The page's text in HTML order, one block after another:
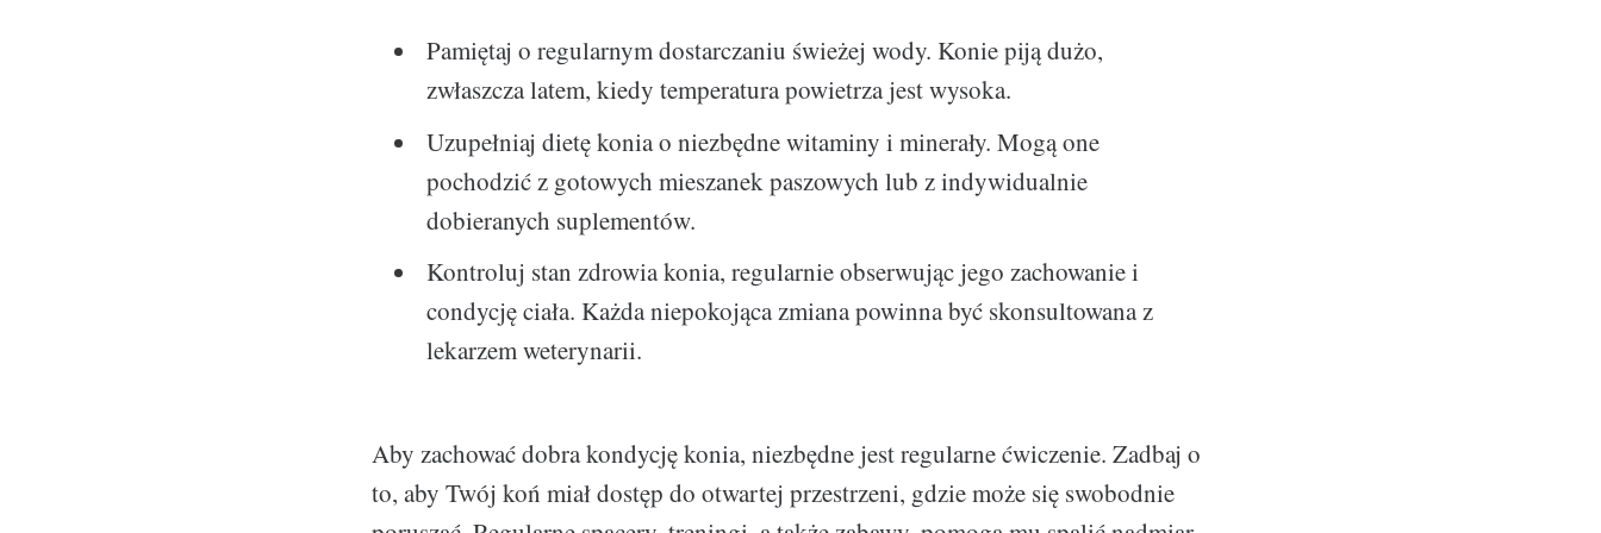
Pamiętaj o regularnym dostarczaniu świeżej wody. Konie piją dużo,
zwłaszcza latem, kiedy temperatura powietrza jest wysoka.
Uzupełniaj dietę konia o niezbędne witaminy i minerały. Mogą one
pochodzić z gotowych mieszanek paszowych lub z indywidualnie
dobieranych suplementów.
Kontroluj stan zdrowia konia, regularnie obserwując jego zachowanie i
condycję ciała. Każda niepokojąca zmiana powinna być skonsultowana z
lekarzem weterynarii.
Aby zachować dobra kondycję konia, niezbędne jest regularne ćwiczenie. Zadbaj o
to, aby Twój koń miał dostęp do otwartej przestrzeni, gdzie może się swobodnie